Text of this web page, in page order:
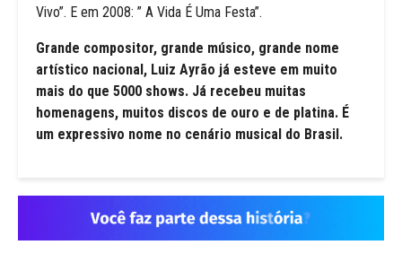
Vivo”. E em 2008: ” A Vida É Uma Festa”.
Grande compositor, grande músico, grande nome
artístico nacional, Luiz Ayrão já esteve em muito
mais do que 5000 shows. Já recebeu muitas
homenagens, muitos discos de ouro e de platina. É
um expressivo nome no cenário musical do Brasil.